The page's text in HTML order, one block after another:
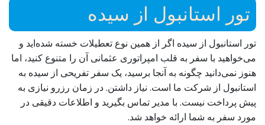
تور استانبول از سیده
تور استانبول از سیده اگر از همین نوع تعطیلات خسته شده‌اید و
می‌خواهید با سفر به قلب امپراتوری عثمانی آن را متنوع کنید، اما
هنوز نمی‌دانید چگونه به آنجا برسید، یک سفر تفریحی از سیده به
استانبول از شرکت ما است. نیاز داشتن. در زمان رزرو نیازی به
پیش پرداخت نیست. با مدیر تماس بگیرید و اطلاعات دقیقی در
مورد سفر به شما ارائه خواهد شد.